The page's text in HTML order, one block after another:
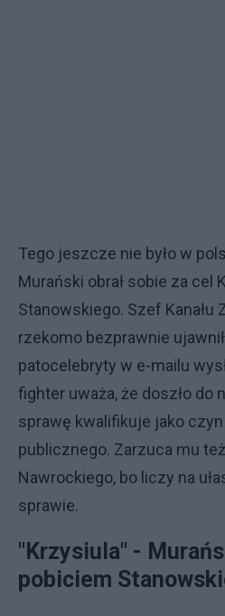
Tego jeszcze nie było w
Murański obrał sobie za cel
Stanowskiego. Szef Kanału
rzekomo bezprawnie
patocelebryty w e-mailu
fighter uważa, że doszło do
sprawę kwalifikuje jako
publicznego. Zarzuca mu
Nawrockiego, bo liczy na
sprawie.
"Krzysiula" -
pobiciem